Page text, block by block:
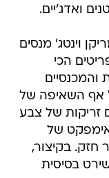
ואדג'יים.
וינטג' מנסים
הכי
והמכנסיים
אף השאיפה של
זריקות של צבע
של
חזק. בקיצור,
בסיסית